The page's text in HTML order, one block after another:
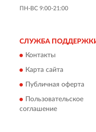
ПН-ВС 9:00-21:00
СЛУЖБА
Контакты
Карта сайта
Публичная оферта
Пользовательское
соглашение